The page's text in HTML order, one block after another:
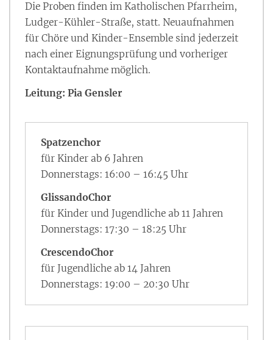
Die Proben finden im Katholischen Pfarrheim,
Ludger-Kühler-Straße, statt. Neuaufnahmen
für Chöre und Kinder-Ensemble sind jederzeit
nach einer Eignungsprüfung und vorheriger
Kontaktaufnahme möglich.
Leitung: Pia Gensler
Spatzenchor
für Kinder ab 6 Jahren
Donnerstags: 16:00 – 16:45 Uhr
GlissandoChor
für Kinder und Jugendliche ab 11 Jahren
Donnerstags: 17:30 – 18:25 Uhr
CrescendoChor
für Jugendliche ab 14 Jahren
Donnerstags: 19:00 – 20:30 Uhr